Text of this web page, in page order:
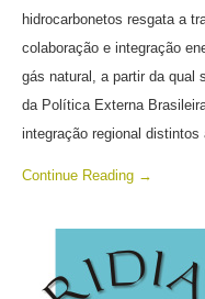
hidrocarbonetos resgata a
colaboração e integração
gás natural, a partir da qual
da Política Externa
integração regional
Continue Reading →